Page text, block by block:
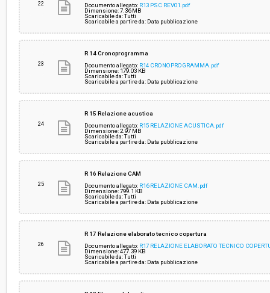
22
Documento allegato: R13 PSC REV01.pdf
Dimensione: 7.36 MB
Scaricabile da: Tutti
Scaricabile a partire da: Data pubblicazione
23
R 14 Cronoprogramma
Documento allegato: R14 CRONOPROGRAMMA.pdf
Dimensione: 179.03 KB
Scaricabile da: Tutti
Scaricabile a partire da: Data pubblicazione
24
R 15 Relazione acustica
Documento allegato: R15 RELAZIONE ACUSTICA.pdf
Dimensione: 2.97 MB
Scaricabile da: Tutti
Scaricabile a partire da: Data pubblicazione
25
R 16 Relazione CAM
Documento allegato: R16 RELAZIONE CAM.pdf
Dimensione: 799.1 KB
Scaricabile da: Tutti
Scaricabile a partire da: Data pubblicazione
26
R 17 Relazione elaborato tecnico copertura
Documento allegato: R17 RELAZIONE ELABORATO TECNICO
Dimensione: 477.39 KB
Scaricabile da: Tutti
Scaricabile a partire da: Data pubblicazione